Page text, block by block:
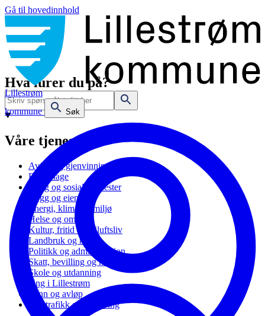
Gå til hovedinnhold
Lillestrøm
kommune
Søk
Hva lurer du på?
Våre tjenester
Avfall og gjenvinning
Barnehage
Bolig og sosiale tjenester
Bygg og eiendom
Energi, klima og miljø
Helse og omsorg
Kultur, fritid og friluftsliv
Landbruk og natur
Politikk og administrasjon
Skatt, bevilling og næring
Skole og utdanning
Ung i Lillestrøm
Vann og avløp
Vei, trafikk og parkering